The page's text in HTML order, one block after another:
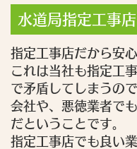
水道局指定工事
指定工事店だから安
これは当社も指定工
で矛盾してしまうの
会社や、悪徳業者で
だということです。
指定工事店でも良い